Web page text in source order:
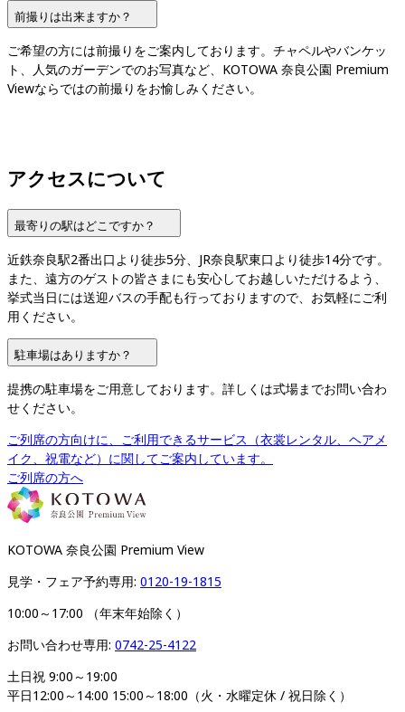
前撮りは出来ますか？
ご希望の方には前撮りをご案内しております。チャペルやバンケッ
ト、人気のガーデンでのお写真など、KOTOWA 奈良公園 Premium
Viewならではの前撮りをお愉しみください。
アクセスについて
最寄りの駅はどこですか？
近鉄奈良駅2番出口より徒歩5分、JR奈良駅東口より徒歩14分です。
また、遠方のゲストの皆さまにも安心してお越しいただけるよう、
挙式当日には送迎バスの手配も行っておりますので、お気軽にご利
用ください。
駐車場はありますか？
提携の駐車場をご用意しております。詳しくは式場までお問い合わ
せください。
ご列席の方向けに、ご利用できるサービス（衣裳レンタル、ヘアメ
イク、祝電など）に関してご案内しています。
ご列席の方へ
KOTOWA 奈良公園 Premium View
見学・フェア予約専用: 0120-19-1815
10:00～17:00 （年末年始除く）
お問い合わせ専用: 0742-25-4122
土日祝 9:00～19:00
平日12:00～14:00 15:00～18:00（火・水曜定休 / 祝日除く）